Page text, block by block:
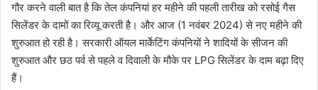
गौर करने वाली बात है कि तेल कंपनियां हर महीने की पहली तारीख को रसोई गैस
सिलेंडर के दामों का रिव्यू करती है। और आज (1 नवंबर 2024) से नए महीने की
शुरुआत हो रही है। सरकारी ऑयल मार्केटिंग कंपनियों ने शादियों के सीजन की
शुरुआत और छठ पर्व से पहले व दिवाली के मौके पर LPG सिलेंडर के दाम बढ़ा दिए
हैं।